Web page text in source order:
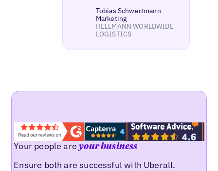
Tobias Schwertmann
Marketing
HELLMANN WORLDWIDE
LOGISTICS
Your people areyour business
Ensure both are successful with Uberall.